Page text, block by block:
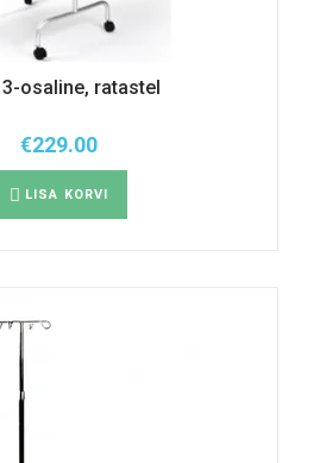
osaline, ratastel
€229.00
LISA KORVI